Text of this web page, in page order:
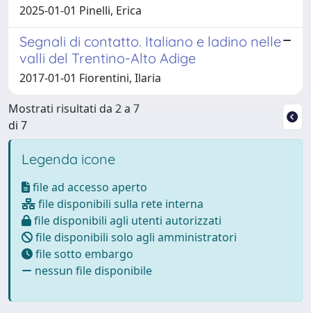
2025-01-01 Pinelli, Erica
Segnali di contatto. Italiano e ladino nelle
valli del Trentino-Alto Adige
2017-01-01 Fiorentini, Ilaria
Mostrati risultati da 2 a 7
di 7
Legenda icone
file ad accesso aperto
file disponibili sulla rete interna
file disponibili agli utenti autorizzati
file disponibili solo agli amministratori
file sotto embargo
nessun file disponibile